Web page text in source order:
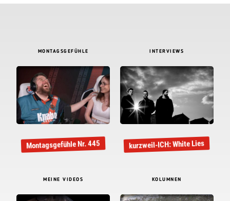
MONTAGSGEFÜHLE
Montagsgefühle Nr. 445
INTERVIEWS
kurzweil-ICH: White Lies
MEINE VIDEOS KOLUMNEN